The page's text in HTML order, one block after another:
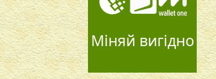
Міняй вигідно